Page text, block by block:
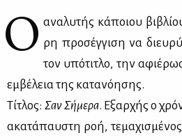
Ο ανα­λυ­τής κά­ποιου
ρη προ­σέγ­γι­ση να
τον υπό­τι­τλο, την
εμ­βέ­λεια της κα­τα­νό­η­σης.
Τί­τλος:Σαν Σή­με­ρα. Εξαρ­χής ο
ακα­τά­παυ­στη ροή,